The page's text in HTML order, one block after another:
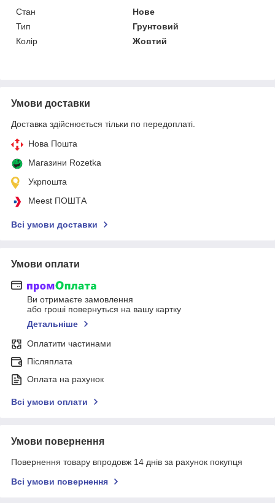
Стан
Нове
Тип
Грунтовий
Колір
Жовтий
Умови доставки
Доставка здійснюється тільки по передоплаті.
Нова Пошта
Магазини Rozetka
Укрпошта
Meest ПОШТА
Всі умови доставки
Умови оплати
Ви отримаєте замовлення
або гроші повернуться на вашу картку
Детальніше
Оплатити частинами
Післяплата
Оплата на рахунок
Всі умови оплати
Умови повернення
Повернення товару впродовж 14 днів за рахунок покупця
Всі умови повернення